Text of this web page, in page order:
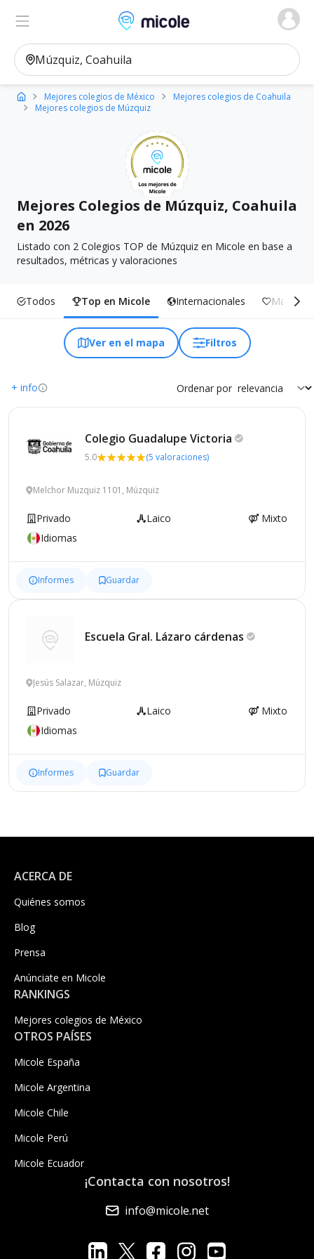
Micole, buscador de colegios
Ver en el mapa
Mejores colegios de México
Mejores colegios de Coahuila
Mejores colegios de Múzquiz
Mejores Colegios de Múzquiz, Coahuila
en 2026
Listado con 2 Colegios TOP de Múzquiz en Micole en base a
resultados, métricas y valoraciones
Todos Top en Micole Internacionales Más
Ver en el mapa Filtros
+ info Ordenar por
Colegio Guadalupe Victoria
5.0 (5 valoraciones)
Melchor Muzquiz 1101, Múzquiz
Privado Laico
Mixto
Idiomas
Informes Guardar
Escuela Gral. Lázaro cárdenas
Jesús Salazar, Múzquiz
Privado Laico
Mixto
Idiomas
Informes Guardar
ACERCA DE
Quiénes somos
Blog
Prensa
Anúnciate en Micole
RANKINGS
Mejores colegios de México
OTROS PAÍSES
Micole España
Micole Argentina
Micole Chile
Micole Perú
Micole Ecuador
¡Contacta con nosotros!
info@micole.net